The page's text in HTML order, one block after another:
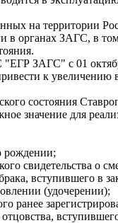
на территории
в органах ЗАГС, в
ЗАГС" с 01
к увеличению
состояния
значение для
рождении;
свидетельства о
вступившего в
(удочерении);
ранее